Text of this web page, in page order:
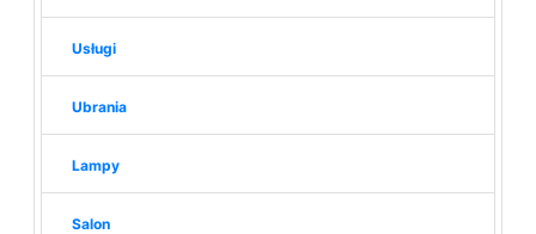
Usługi
Ubrania
Lampy
Salon